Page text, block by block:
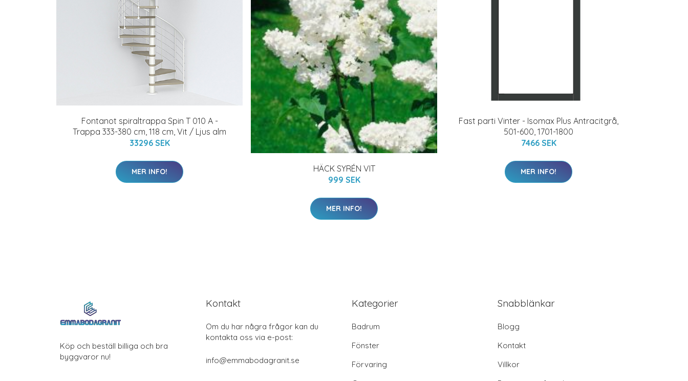
Fontanot spiraltrappa Spin T 010 A -
Trappa 333-380 cm, 118 cm, Vit / Ljus alm
33296 SEK
MER INFO!
HÄCK SYRÉN VIT
999 SEK
MER INFO!
Fast parti Vinter - Isomax Plus Antracitgrå,
501-600, 1701-1800
7466 SEK
MER INFO!
Köp och beställ billiga och bra
byggvaror nu!
Kontakt
Om du har några frågor kan du
kontakta oss via e-post:
info@emmabodagranit.se
Kategorier
Badrum
Fönster
Förvaring
Snabblänkar
Blogg
Kontakt
Villkor